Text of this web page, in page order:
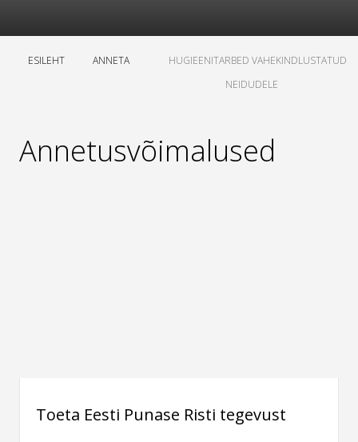
ESILEHT ANNETA
HUGIEENITARBED VAHEKINDLUSTATUD
NEIDUDELE
Annetusvõimalused
Toeta Eesti Punase Risti tegevust